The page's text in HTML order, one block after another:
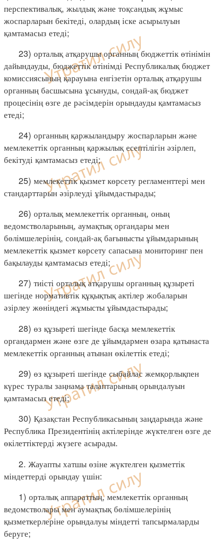
перспективалық, жылдық және тоқсандық жұмыс
жоспарларын бекітеді, олардың іске асырылуын
қамтамасыз етеді;
23) орталық атқарушы органның бюджеттік өтінімін
дайындауды, бюджеттік өтінімді Республикалық бюджет
комиссиясының қарауына енгізетін орталық атқарушы
органның басшысына ұсынуды, сондай-ақ бюджет
процесінің өзге де рәсімдерін орындауды қамтамасыз
етеді;
24) органның қаржыландыру жоспарларын және
мемлекеттік органның қаржылық есептілігін әзірлеп,
бекітуді қамтамасыз етеді;
25) мемлекеттік қызмет көрсету регламенттері мен
стандарттарын әзірлеуді ұйымдастырады;
26) орталық мемлекеттік органның, оның
ведомстволарының, аумақтық органдары мен
бөлімшелерінің, сондай-ақ бағынысты ұйымдарының
мемлекеттік қызмет көрсету сапасына мониторинг пен
бақылауды қамтамасыз етеді;
27) тиісті орталық атқарушы органның құзыреті
шегінде нормативтік құқықтық актілер жобаларын
әзірлеу жөніндегі жұмысты ұйымдастырады;
28) өз құзыреті шегінде басқа мемлекеттік
органдармен және өзге де ұйымдармен өзара қатынаста
мемлекеттік органның атынан өкілеттік етеді;
29) өз құзыреті шегінде сыбайлас жемқорлықпен
күрес туралы заңнама талаптарының орындалуын
қамтамасыз етеді;
30) Қазақстан Республикасының заңдарында және
Республика Президентінің актілерінде жүктелген өзге де
өкілеттіктерді жүзеге асырады.
2. Жауапты хатшы өзіне жүктелген қызметтік
міндеттерді орындау үшін:
1) орталық аппараттың, мемлекеттік органның
ведомстволары мен аумақтық бөлімшелерінің
қызметкерлеріне орындалуы міндетті тапсырмаларды
беруге;